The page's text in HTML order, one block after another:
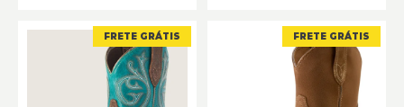
FRETE GRÁTIS FRETE GRÁTIS